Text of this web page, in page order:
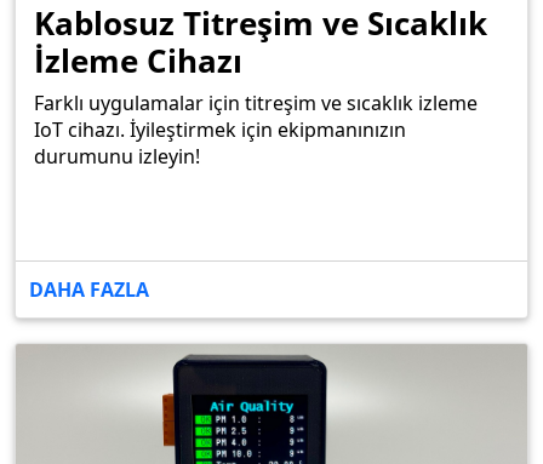
Kablosuz Titreşim ve Sıcaklık
İzleme Cihazı
Farklı uygulamalar için titreşim ve sıcaklık izleme
IoT cihazı. İyileştirmek için ekipmanınızın
durumunu izleyin!
DAHA FAZLA